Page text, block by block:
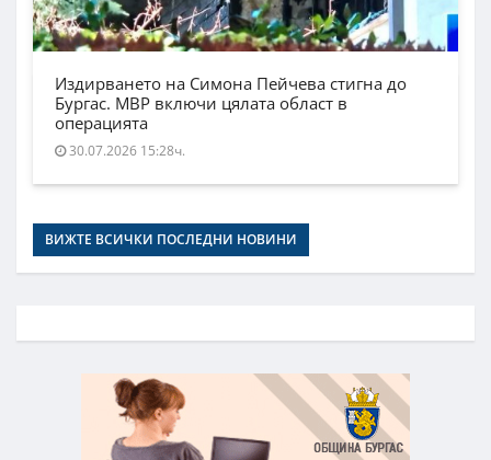
Издирването на Симона Пейчева стигна до
Бургас. МВР включи цялата област в
операцията
30.07.2026 15:28ч.
ВИЖТЕ ВСИЧКИ ПОСЛЕДНИ НОВИНИ